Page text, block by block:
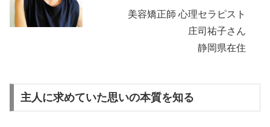
美容矯正師 心理セラピスト
庄司祐子さん
静岡県在住
主人に求めていた思いの本質を知る